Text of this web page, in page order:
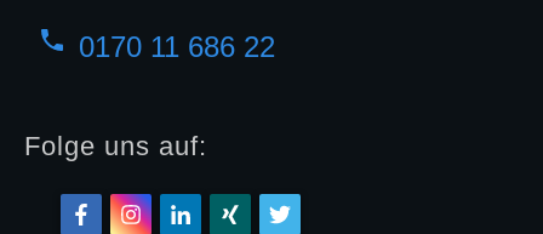
0170 11 686 22
Folge uns auf: